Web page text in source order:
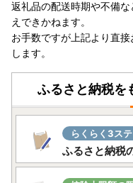
ります。
【ワンストップ特例申請
智町ふるさと納税まご
※福智町ではふるさと
【返礼品は「一時所得
都道府県・市区町村に
返礼品の配送時期や不備
えできかねます。
お手数ですが上記より直
します。
ふるさと納税を
らくらく3ス
ふるさと納税